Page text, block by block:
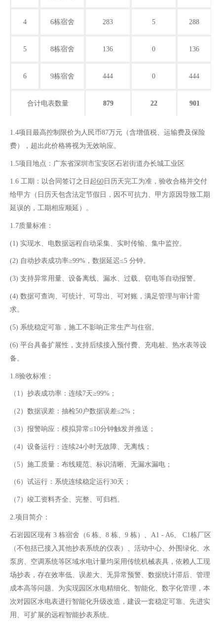
4 6栋宿舍 283 5 288
5 8栋宿舍 136 0 136
6 9栋宿舍 444 0 444
合计电表数量 879 22 901
1.4项目最高控制限价为人民币87万元（含增值税、运输费及保险
费），超出此价格将视为无效响应。
1.5项目地点：广东省深圳市宝安区石岩街道办长城工业区
1.6 工期：以合同签订之日起60 日历天完工为准，验收合格并交付
给甲方（日历天包含法定节假日，因不可抗力、甲方原因导致工期
延误的，工期相应顺延）。
1.7质量标准：
(1) 实现水、电数据远程自动采集、实时传输、集中监控。
(2) 自动抄表成功率≥99%，数据延迟≤5 分钟。
(3) 支持异常用量、设备离线、漏水、过载、窃电等自动报警。
(4) 数据可查询、可统计、可导出、可对账，满足管理与审计需
求。
(5) 系统稳定可靠，施工不影响正常生产与住宿。
(6) 平台具备扩展性，支持后续接入预付费、充电桩、热水表等设
备。
1.8验收标准：
（1）抄表成功率：连续7天≥99%；
（2）数据误差：抽检50户数据误差≤2%；
（3）报警响应：模拟异常≤10分钟触发并推送；
（4）设备运行：连续24小时无故障、无离线；
（5）施工质量：布线规范、标识清晰、无漏水漏电；
（6）试运行：系统连续稳定运行30天；
（7）竣工资料齐全、完整、可归档。
2.项目简介：
石岩园区现有 3 栋宿舍（6 栋、8 栋、9 栋）、A1 - A6、 C1栋厂区
（不包括已接入其他抄表系统的仪表）、活动中心、外围绿化、水
泵房、空调系统等区域水电计量均采用传统机械表具，依赖人工现
场抄表，存在效率低、误差大、无异常预警、数据统计滞后、管理
成本高等问题。为实现园区水电精细化、智能化、数字化管理，本
次对园区水电表进行智能化升级改造，建设一套稳定可靠、先进实
用、可扩展的远程智能抄表系统。